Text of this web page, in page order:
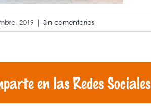
2019 | Sin comentarios
en las Redes Sociales